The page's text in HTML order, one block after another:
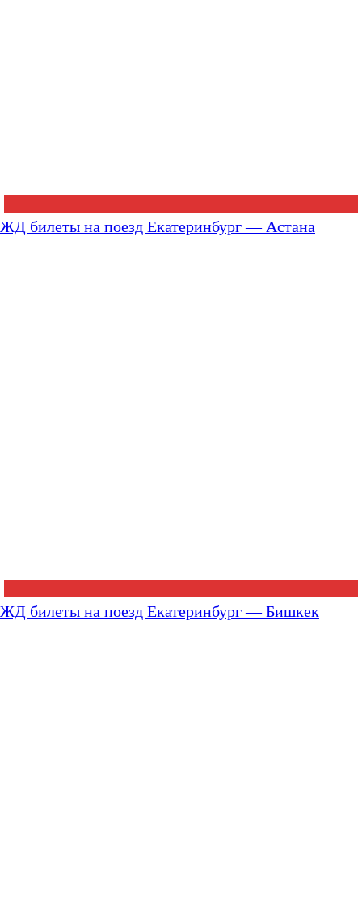
ЖД билеты на поезд Екатеринбург — Астана
ЖД билеты на поезд Екатеринбург — Бишкек